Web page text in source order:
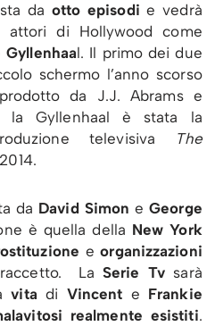
da otto episodi e vedrà
attori di Hollywood come
Gyllenhaal. Il primo dei due
schermo l’anno scorso
da J.J. Abrams e
la Gyllenhaal è stata la
televisiva
The
da David Simone George
è quella della New York
eorganizzazioni
LaSerie Tv sarà
vita di Vincent e Frankie
realmente esistiti.